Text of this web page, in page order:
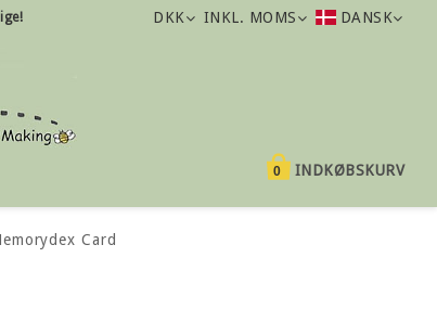
DKK INKL. MOMS DANSK
INDKØBSKURV
0
Card